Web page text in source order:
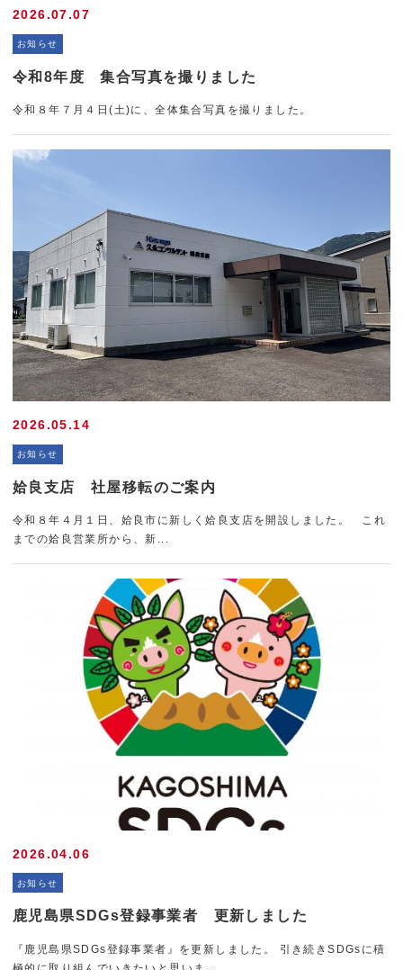
2026.07.07
お知らせ
令和8年度 集合写真を撮りました
令和８年７月４日(土)に、全体集合写真を撮りました。
2026.05.14
お知らせ
姶良支店 社屋移転のご案内
令和８年４月１日、姶良市に新しく姶良支店を開設しました。 これ
までの姶良営業所から、新...
2026.04.06
お知らせ
鹿児島県SDGs登録事業者 更新しました
『鹿児島県SDGs登録事業者』を更新しました。 引き続きSDGsに積